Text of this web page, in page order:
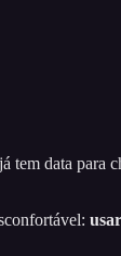
já tem data para